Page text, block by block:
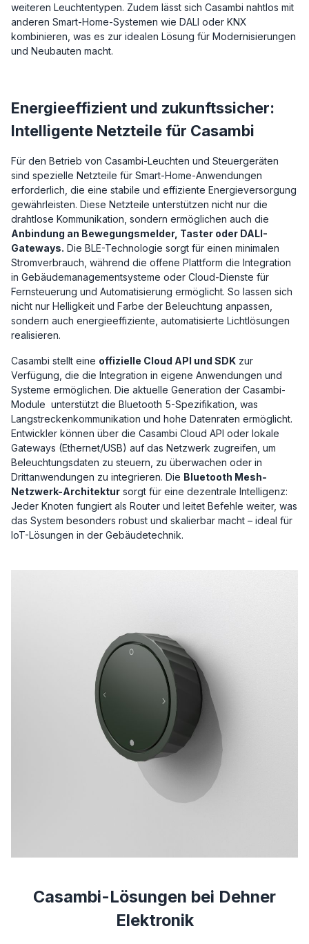
weiteren Leuchtentypen. Zudem lässt sich Casambi nahtlos mit
anderen Smart-Home-Systemen wie DALI oder KNX
kombinieren, was es zur idealen Lösung für Modernisierungen
und Neubauten macht.
Energieeffizient und zukunftssicher:
Intelligente Netzteile für Casambi
Für den Betrieb von Casambi-Leuchten und Steuergeräten
sind spezielle Netzteile für Smart-Home-Anwendungen
erforderlich, die eine stabile und effiziente Energieversorgung
gewährleisten. Diese Netzteile unterstützen nicht nur die
drahtlose Kommunikation, sondern ermöglichen auch die
Anbindung an Bewegungsmelder, Taster oder DALI-
Gateways. Die BLE-Technologie sorgt für einen minimalen
Stromverbrauch, während die offene Plattform die Integration
in Gebäudemanagementsysteme oder Cloud-Dienste für
Fernsteuerung und Automatisierung ermöglicht. So lassen sich
nicht nur Helligkeit und Farbe der Beleuchtung anpassen,
sondern auch energieeffiziente, automatisierte Lichtlösungen
realisieren.
Casambi stellt eine offizielle Cloud API und SDK zur
Verfügung, die die Integration in eigene Anwendungen und
Systeme ermöglichen. Die aktuelle Generation der Casambi-
Module unterstützt die Bluetooth 5-Spezifikation, was
Langstreckenkommunikation und hohe Datenraten ermöglicht.
Entwickler können über die Casambi Cloud API oder lokale
Gateways (Ethernet/USB) auf das Netzwerk zugreifen, um
Beleuchtungsdaten zu steuern, zu überwachen oder in
Drittanwendungen zu integrieren. Die Bluetooth Mesh-
Netzwerk-Architektur sorgt für eine dezentrale Intelligenz:
Jeder Knoten fungiert als Router und leitet Befehle weiter, was
das System besonders robust und skalierbar macht – ideal für
IoT-Lösungen in der Gebäudetechnik.
Casambi-Lösungen bei Dehner
Elektronik